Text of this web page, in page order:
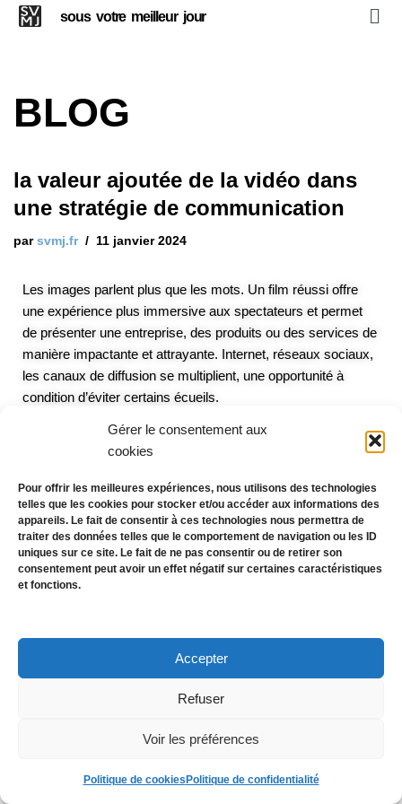
Gérer le consentement aux
cookies
Pour offrir les meilleures expériences, nous utilisons des technologies
telles que les cookies pour stocker et/ou accéder aux informations des
appareils. Le fait de consentir à ces technologies nous permettra de
traiter des données telles que le comportement de navigation ou les ID
uniques sur ce site. Le fait de ne pas consentir ou de retirer son
consentement peut avoir un effet négatif sur certaines caractéristiques
et fonctions.
Accepter
Refuser
Voir les préférences
Politique de cookies Politique de confidentialité
sous votre meilleur jour
BLOG
la valeur ajoutée de la vidéo dans
une stratégie de communication
par svmj.fr 11 janvier 2024
Les images parlent plus que les mots. Un film réussi offre
une expérience plus immersive aux spectateurs et permet
de présenter une entreprise, des produits ou des services de
manière impactante et attrayante. Internet, réseaux sociaux,
les canaux de diffusion se multiplient, une opportunité à
condition d’éviter certains écueils.
Mentions légales Confidentialité
Copyright © 2026 svmj.fr